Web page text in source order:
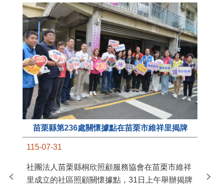
苗栗縣第236處關懷據點在苗栗市維祥里揭牌
115-07-31
社團法人苗栗縣桐欣照顧服務協會在苗栗市維祥
里成立的社區照顧關懷據點，31日上午舉辦揭牌
苗